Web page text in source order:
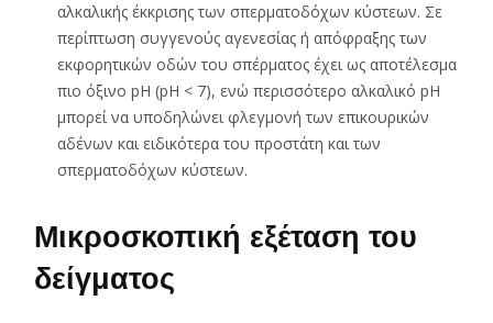
αλκαλικής έκκρισης των σπερματοδόχων κύστεων. Σε
περίπτωση συγγενούς αγενεσίας ή απόφραξης των
εκφορητικών οδών του σπέρματος έχει ως αποτέλεσμα
πιο όξινο pH (pH < 7), ενώ περισσότερο αλκαλικό pH
μπορεί να υποδηλώνει φλεγμονή των επικουρικών
αδένων και ειδικότερα του προστάτη και των
σπερματοδόχων κύστεων.
Μικροσκοπική εξέταση του
δείγματος